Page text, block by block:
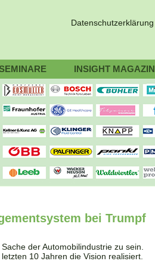
Datenschutzerklärung
INSIGHT MAGAZIN
bei Trumpf
der Automobilindustrie zu sein.
10 Jahren die Vision realisiert.